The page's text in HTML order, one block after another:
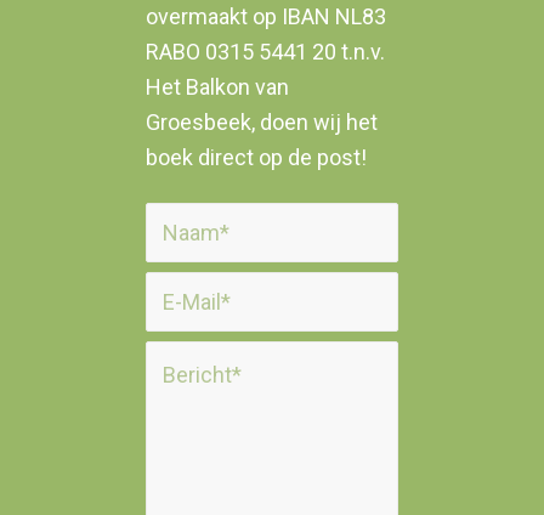
overmaakt op IBAN NL83
RABO 0315 5441 20 t.n.v.
Het Balkon van
Groesbeek, doen wij het
boek direct op de post!